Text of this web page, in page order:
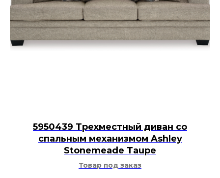
5950439 Трехместный диван со
спальным механизмом Ashley
Stonemeade Taupe
Товар под заказ